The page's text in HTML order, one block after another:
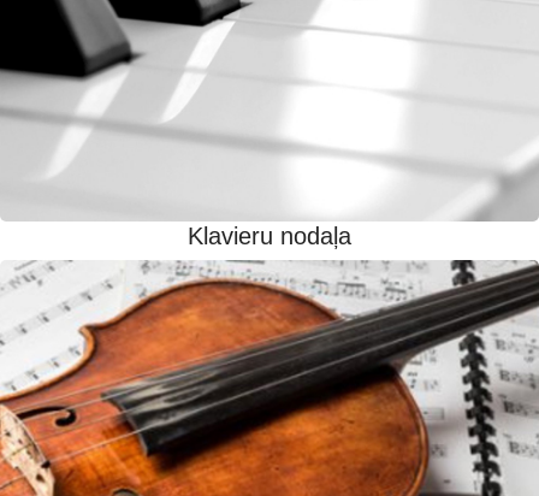
Klavieru nodaļa